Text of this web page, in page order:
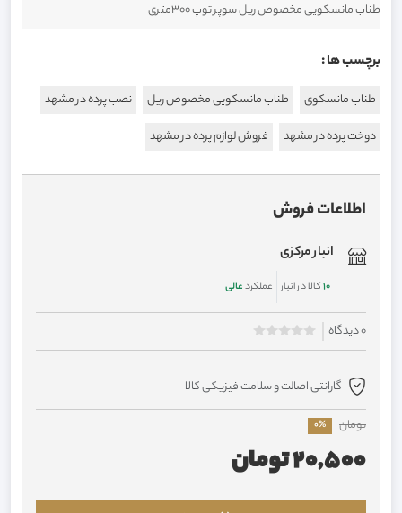
طناب مانسکویی مخصوص ریل سوپر توپ ۳۰۰متری
برچسب ها :
طناب مانسکوی طناب مانسکویی مخصوص ریل
نصب پرده در مشهد
دوخت پرده در مشهد
فروش لوازم پرده در مشهد
اطلاعات فروش
انبار مرکزی
10کالا در انبار عملکردعالی
0 دیدگاه
گارانتی اصالت و سلامت فیزیکی کالا
تومان 0%
20,500 تومان